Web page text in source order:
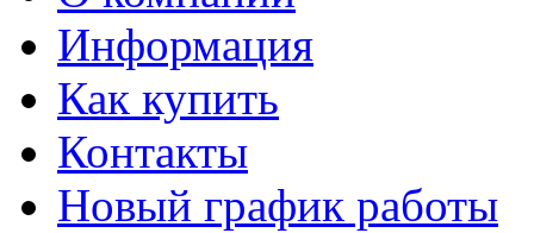
Информация
Как купить
Контакты
Новый график работы